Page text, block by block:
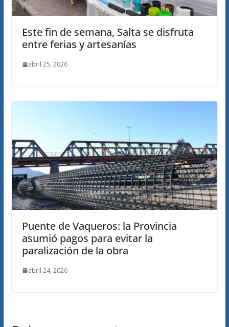
Este fin de semana, Salta se disfruta
entre ferias y artesanías
abril 25, 2026
Puente de Vaqueros: la Provincia
asumió pagos para evitar la
paralización de la obra
abril 24, 2026